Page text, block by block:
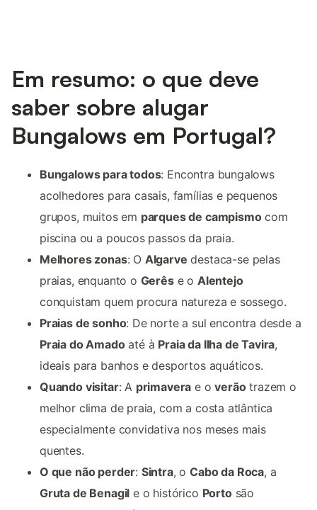
Em resumo: o que deve
saber sobre alugar
Bungalows em Portugal?
Bungalows para todos: Encontra bungalows
acolhedores para casais, famílias e pequenos
grupos, muitos em parques de campismocom
piscina ou a poucos passos da praia.
Melhores zonas: O Algarve destaca-se pelas
praias, enquanto o Gerêse o Alentejo
conquistam quem procura natureza e sossego.
Praias de sonho: De norte a sul encontra desde a
Praia do Amadoaté à Praia da Ilha de Tavira,
ideais para banhos e desportos aquáticos.
Quando visitar: A primavera e overãotrazem o
melhor clima de praia, com a costa atlântica
especialmente convidativa nos meses mais
quentes.
O que não perder: Sintra, oCabo da Roca, a
Gruta de Benagil e o histórico Portosão